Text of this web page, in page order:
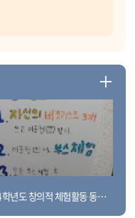
2024학년도 창의적 체험활동 동아리 발표회
보